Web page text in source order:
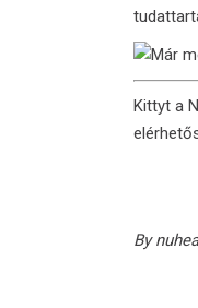
Kittyt a
By